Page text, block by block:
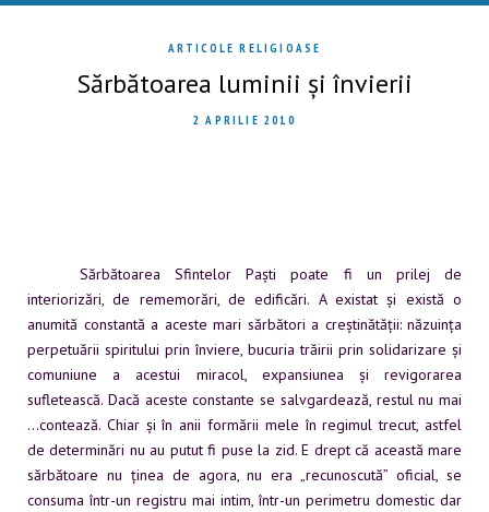
ARTICOLE RELIGIOASE
Sărbătoarea luminii și învierii
2 APRILIE 2010
Sărbătoarea Sfintelor Paști poate fi un prilej de
interiorizări, de rememorări, de edificări. A existat și există o
anumită constantă a aceste mari sărbători a creștinătății: năzuința
perpetuării spiritului prin înviere, bucuria trăirii prin solidarizare și
comuniune a acestui miracol, expansiunea și revigorarea
sufletească. Dacă aceste constante se salvgardează, restul nu mai
…contează. Chiar și în anii formării mele în regimul trecut, astfel
de determinări nu au putut fi puse la zid. E drept că această mare
sărbătoare nu ținea de agora, nu era „recunoscută” oficial, se
consuma într-un registru mai intim, într-un perimetru domestic dar